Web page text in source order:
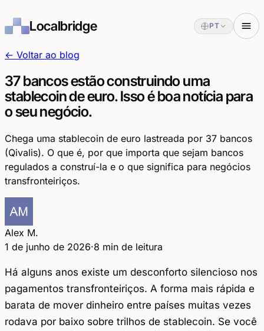
Localbridge PT
← Voltar ao blog
37 bancos estão construindo uma
stablecoin de euro. Isso é boa notícia para
o seu negócio.
Chega uma stablecoin de euro lastreada por 37 bancos
(Qivalis). O que é, por que importa que sejam bancos
regulados a construí-la e o que significa para negócios
transfronteiriços.
Alex M.
1 de junho de 2026·8 min de leitura
Há alguns anos existe um desconforto silencioso nos
pagamentos transfronteiriços. A forma mais rápida e
barata de mover dinheiro entre países muitas vezes
rodava por baixo sobre trilhos de stablecoin. Se você